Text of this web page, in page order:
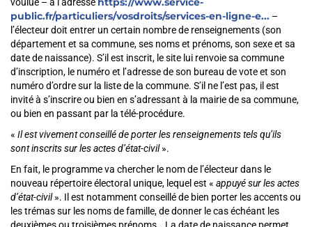
public.fr/particuliers/vosdroits/services-en-ligne-e... –
l’électeur doit entrer un certain nombre de renseignements (son
département et sa commune, ses noms et prénoms, son sexe et sa
date de naissance). S’il est inscrit, le site lui renvoie sa commune
d’inscription, le numéro et l’adresse de son bureau de vote et son
numéro d’ordre sur la liste de la commune. S’il ne l’est pas, il est
invité à s’inscrire ou bien en s’adressant à la mairie de sa commune,
ou bien en passant par la télé-procédure.
« Il est vivement conseillé de porter les renseignements tels qu’ils
sont inscrits sur les actes d’état-civil».
En fait, le programme va chercher le nom de l’électeur dans le
nouveau répertoire électoral unique, lequel est « appuyé sur les actes
d’état-civil». Il est notamment conseillé de bien porter les accents ou
les trémas sur les noms de famille, de donner le cas échéant les
deuxièmes ou troisièmes prénoms… La date de naissance permet